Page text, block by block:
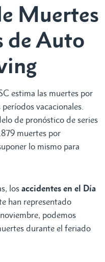
Muertes
de Auto
estima las muertes por
vacacionales.
de pronóstico de series
muertes por
lo mismo para
los accidentes en el Día
han representado
podemos
durante el feriado